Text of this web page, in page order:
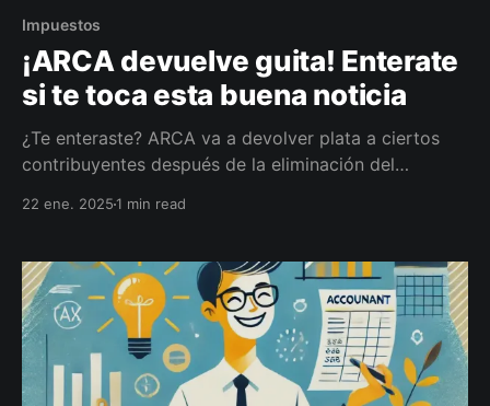
Impuestos
¡ARCA devuelve guita! Enterate
si te toca esta buena noticia
¿Te enteraste? ARCA va a devolver plata a ciertos
contribuyentes después de la eliminación del
22 ene. 20251 min read